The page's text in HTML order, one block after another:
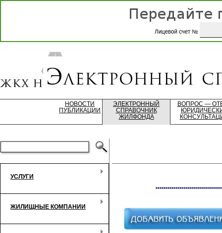
НОВОСТИ
ПУБЛИКАЦИИ
ЭЛЕКТРОННЫЙ
СПРАВОЧНИК
ЖИЛФОНДА
ВОПРОС —
УСЛУГИ
ЖИЛИЩНЫЕ КОМПАНИИ